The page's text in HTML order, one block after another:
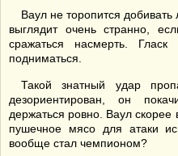
Ваул не торопится
выглядит очень странно,
сражаться насмерть.
подниматься.
Такой знатный удар
дезориентирован, он
держаться ровно. Ваул скорее
пушечное мясо для атаки
вообще стал чемпионом?